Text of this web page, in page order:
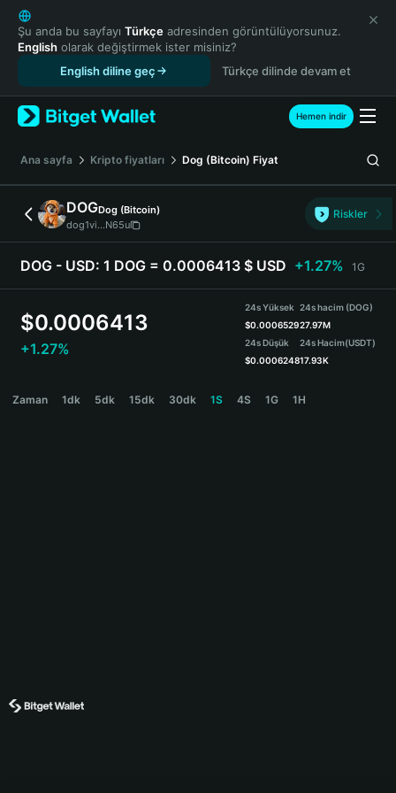
English
日本語
Tiếng Việt
Español (Latinoamérica)
Türkçe
Français
Deutsch
简体中文
繁體中文
Português (Portugal)
Bahasa Indonesia
ภาษาไทย
Español
Español (Argentina)
Şu anda bu sayfayı Türkçe adresinden görüntülüyorsunuz.
English olarak değiştirmek ister misiniz?
English diline geç
Türkçe dilinde devam et
Hemen indir
Ana sayfa Kripto fiyatları Dog (Bitcoin) Fiyat
DOGDog (Bitcoin)
dog1vi...N65u
Riskler
DOG - USD: 1 DOG = 0.0006413 $ USD +1.27% 1G
$0.0006413
+1.27%
24s Yüksek
$0.0006529
24s Düşük
$0.0006248
24s hacim (DOG)
27.97M
24s Hacim(USDT)
17.93K
Zaman 1dk 5dk 15dk 30dk 1S 4S 1G 1H